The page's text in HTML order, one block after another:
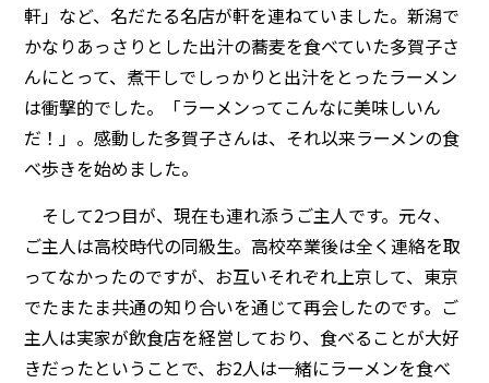
軒」など、名だたる名店が軒を連ねていました。新潟で
かなりあっさりとした出汁の蕎麦を食べていた多賀子さ
んにとって、煮干しでしっかりと出汁をとったラーメン
は衝撃的でした。「ラーメンってこんなに美味しいん
だ！」。感動した多賀子さんは、それ以来ラーメンの食
べ歩きを始めました。
そして2つ目が、現在も連れ添うご主人です。元々、
ご主人は高校時代の同級生。高校卒業後は全く連絡を取
ってなかったのですが、お互いそれぞれ上京して、東京
でたまたま共通の知り合いを通じて再会したのです。ご
主人は実家が飲食店を経営しており、食べることが大好
きだったということで、お2人は一緒にラーメンを食べ